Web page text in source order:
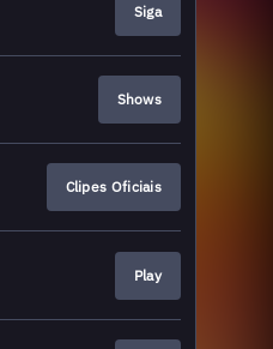
Siga
Shows
Clipes Oficiais
Play